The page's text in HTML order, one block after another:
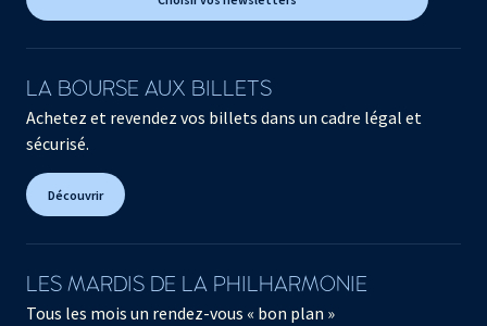
LA BOURSE AUX BILLETS
Achetez et revendez vos billets dans un cadre légal et
sécurisé.
Découvrir
LES MARDIS DE LA PHILHARMONIE
Tous les mois un rendez-vous « bon plan »